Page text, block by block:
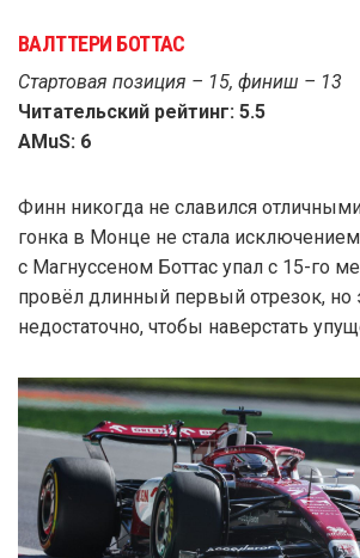
ВАЛТТЕРИ БОТТАС
Стартовая позиция – 15, финиш – 13
Читательский рейтинг: 5.5
AMuS: 6
Финн никогда не славился
гонка в Монце не стала исключением
с Магнуссеном Боттас упал с 15-го
провёл длинный первый отрезок, но
недостаточно, чтобы наверстать